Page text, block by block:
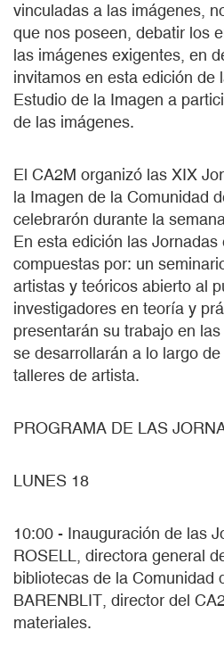
vinculadas a las imágenes,
que nos poseen, debatir los
las imágenes exigentes, en
invitamos en esta edición de
Estudio de la Imagen a
de las imágenes.
El CA2M organizó las XIX
la Imagen de la Comunidad
celebrarón durante la
En esta edición las Jornadas
compuestas por: un
artistas y teóricos abierto al
investigadores en teoría y
presentarán su trabajo en
se desarrollarán a lo largo
talleres de artista.
PROGRAMA DE LAS
LUNES 18
10:00 - Inauguración de las
ROSELL, directora general
bibliotecas de la Comunidad
BARENBLIT, director del
materiales.